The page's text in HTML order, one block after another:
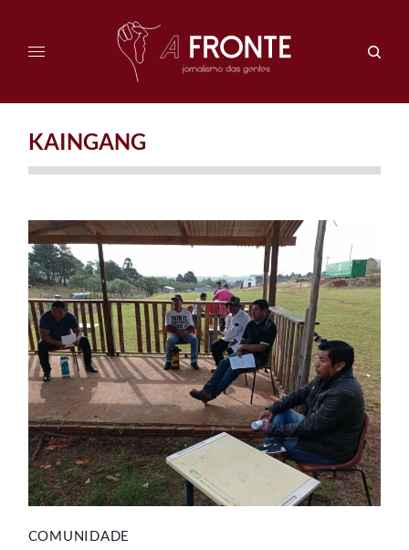
KAINGANG
COMUNIDADE